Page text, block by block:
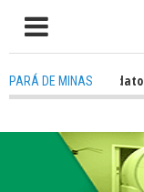
PARÁ DE MINAS
O que candidatos e